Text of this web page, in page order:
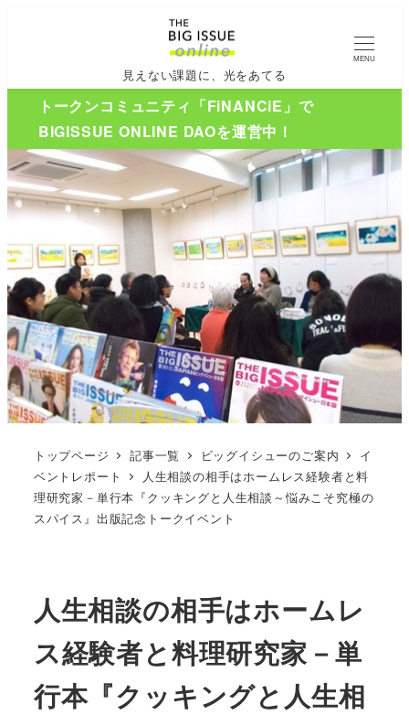
見えない課題に、光をあてる
MENU
トークンコミュニティ「FiNANCiE」で
BIGISSUE ONLINE DAOを運営中！
トップページ 記事一覧 ビッグイシューのご案内
イ
ベントレポート
人生相談の相手はホームレス経験者と料
理研究家－単行本『クッキングと人生相談～悩みこそ究極の
スパイス』出版記念トークイベント
人生相談の相手はホームレ
ス経験者と料理研究家－単
行本『クッキングと人生相